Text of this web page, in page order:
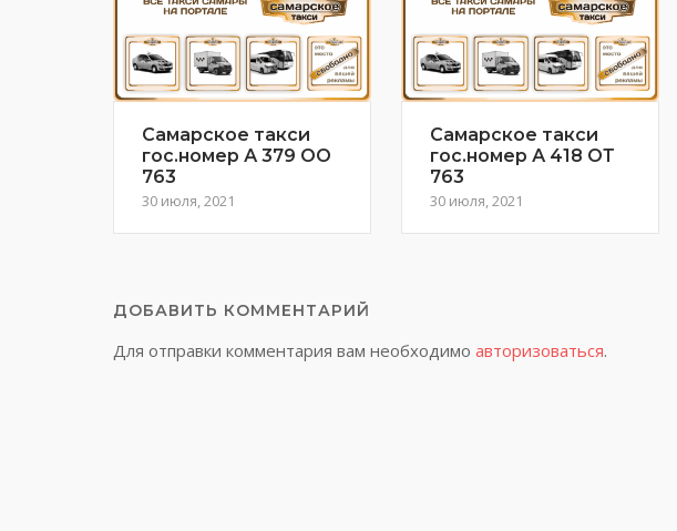
Самарское такси
гос.номер А 379 ОО
763
30 июля, 2021
Самарское такси
гос.номер А 418 ОТ
763
30 июля, 2021
ДОБАВИТЬ КОММЕНТАРИЙ
Для отправки комментария вам необходимо авторизоваться.